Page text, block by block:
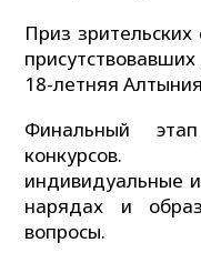
Приз
18-летняя
Финальный
конкурсов.
индивидуальные
нарядах и
вопросы.